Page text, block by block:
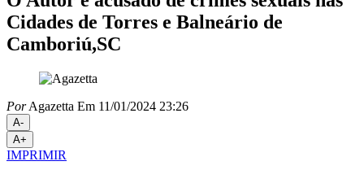
Cidades de Torres e Balneário de
Camboriú,SC
PorAgazetta Em 11/01/2024 23:26
A-
A+
IMPRIMIR